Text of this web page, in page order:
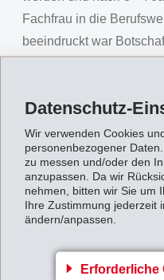
Datenschutz-
Wir verwenden Cookies
personenbezogener
zu messen und/oder den
anzupassen. Da wir
nehmen, bitten wir Sie um
Ihre Zustimmung jederzeit
ändern/anpassen.
Erforderliche
Fachfrau in die
beeindruckt war
in den USA) arbeiten
Auslanderfahrungen
hören, dass EMS in den
technisch-
Fachwissen von
fördert.
Den Abschluss des
Abstecher ins